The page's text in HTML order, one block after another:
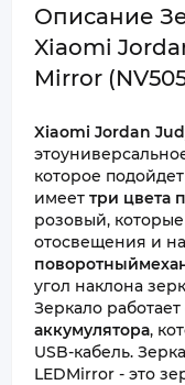
Описание
Xiaomi
Mirror
Xiaomi Jordan
которое
имеет три цвета
розовый,
отосвещения и
угол наклона
Зеркало работает
аккумулятора,
USB-кабель.
LEDMirror - это